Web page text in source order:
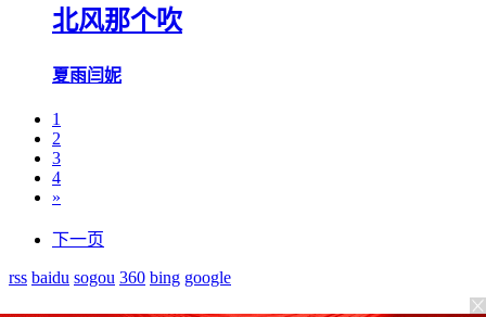
北风那个吹
夏雨闫妮
1
2
3
4
»
下一页
rss baidu sogou 360 bing google